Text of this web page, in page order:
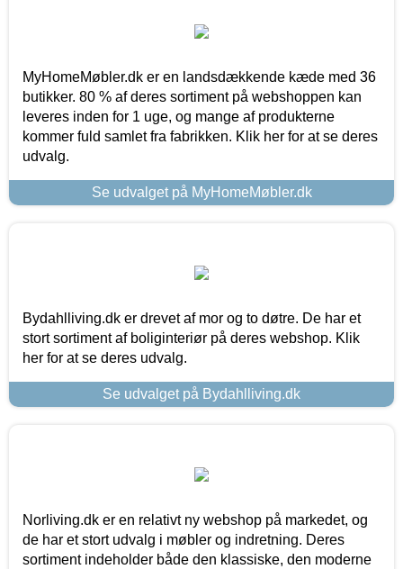
MyHomeMøbler.dk er en landsdækkende kæde med 36
butikker. 80 % af deres sortiment på webshoppen kan
leveres inden for 1 uge, og mange af produkterne
kommer fuld samlet fra fabrikken. Klik her for at se deres
udvalg.
Se udvalget på MyHomeMøbler.dk
Bydahlliving.dk er drevet af mor og to døtre. De har et
stort sortiment af boliginteriør på deres webshop. Klik
her for at se deres udvalg.
Se udvalget på Bydahlliving.dk
Norliving.dk er en relativt ny webshop på markedet, og
de har et stort udvalg i møbler og indretning. Deres
sortiment indeholder både den klassiske, den moderne